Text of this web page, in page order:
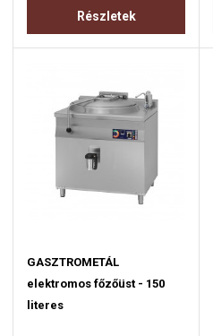
Részletek
GASZTROMETÁL
elektromos főzőüst - 150
literes